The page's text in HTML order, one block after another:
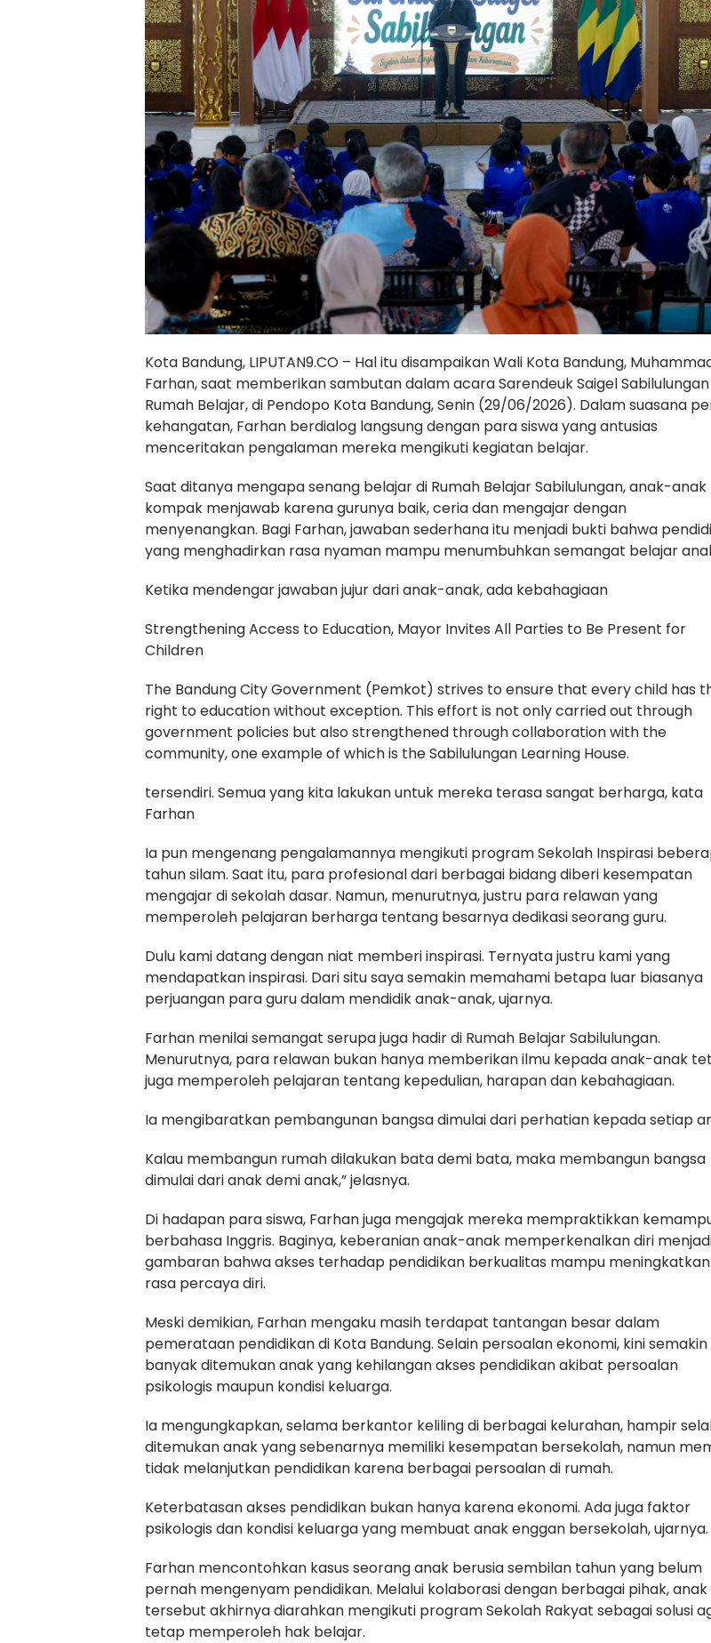
Kota Bandung, LIPUTAN9.CO – Hal itu disampaikan Wali Kota Bandung,
Farhan, saat memberikan sambutan dalam acara Sarendeuk Saigel Sabilulungan
Rumah Belajar, di Pendopo Kota Bandung, Senin (29/06/2026). Dalam suasana
kehangatan, Farhan berdialog langsung dengan para siswa yang antusias
menceritakan pengalaman mereka mengikuti kegiatan belajar.
Saat ditanya mengapa senang belajar di Rumah Belajar Sabilulungan, anak-anak
kompak menjawab karena gurunya baik, ceria dan mengajar dengan
menyenangkan. Bagi Farhan, jawaban sederhana itu menjadi bukti bahwa
yang menghadirkan rasa nyaman mampu menumbuhkan semangat belajar
Ketika mendengar jawaban jujur dari anak-anak, ada kebahagiaan
Strengthening Access to Education, Mayor Invites All Parties to Be Present for
Children
The Bandung City Government (Pemkot) strives to ensure that every child has
right to education without exception. This effort is not only carried out through
government policies but also strengthened through collaboration with the
community, one example of which is the Sabilulungan Learning House.
tersendiri. Semua yang kita lakukan untuk mereka terasa sangat berharga, kata
Farhan
Ia pun mengenang pengalamannya mengikuti program Sekolah Inspirasi
tahun silam. Saat itu, para profesional dari berbagai bidang diberi kesempatan
mengajar di sekolah dasar. Namun, menurutnya, justru para relawan yang
memperoleh pelajaran berharga tentang besarnya dedikasi seorang guru.
Dulu kami datang dengan niat memberi inspirasi. Ternyata justru kami yang
mendapatkan inspirasi. Dari situ saya semakin memahami betapa luar biasanya
perjuangan para guru dalam mendidik anak-anak, ujarnya.
Farhan menilai semangat serupa juga hadir di Rumah Belajar Sabilulungan.
Menurutnya, para relawan bukan hanya memberikan ilmu kepada anak-anak
juga memperoleh pelajaran tentang kepedulian, harapan dan kebahagiaan.
Ia mengibaratkan pembangunan bangsa dimulai dari perhatian kepada setiap
Kalau membangun rumah dilakukan bata demi bata, maka membangun bangsa
dimulai dari anak demi anak,” jelasnya.
Di hadapan para siswa, Farhan juga mengajak mereka mempraktikkan
berbahasa Inggris. Baginya, keberanian anak-anak memperkenalkan diri
gambaran bahwa akses terhadap pendidikan berkualitas mampu meningkatkan
rasa percaya diri.
Meski demikian, Farhan mengaku masih terdapat tantangan besar dalam
pemerataan pendidikan di Kota Bandung. Selain persoalan ekonomi, kini semakin
banyak ditemukan anak yang kehilangan akses pendidikan akibat persoalan
psikologis maupun kondisi keluarga.
Ia mengungkapkan, selama berkantor keliling di berbagai kelurahan, hampir
ditemukan anak yang sebenarnya memiliki kesempatan bersekolah, namun
tidak melanjutkan pendidikan karena berbagai persoalan di rumah.
Keterbatasan akses pendidikan bukan hanya karena ekonomi. Ada juga faktor
psikologis dan kondisi keluarga yang membuat anak enggan bersekolah, ujarnya.
Farhan mencontohkan kasus seorang anak berusia sembilan tahun yang belum
pernah mengenyam pendidikan. Melalui kolaborasi dengan berbagai pihak, anak
tersebut akhirnya diarahkan mengikuti program Sekolah Rakyat sebagai solusi
tetap memperoleh hak belajar.